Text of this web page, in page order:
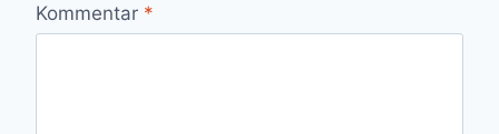
Kommentar *